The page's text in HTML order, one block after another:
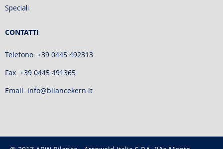
Speciali
CONTATTI
Telefono: +39 0445 492313
Fax: +39 0445 491365
Email: info@bilancekern.it